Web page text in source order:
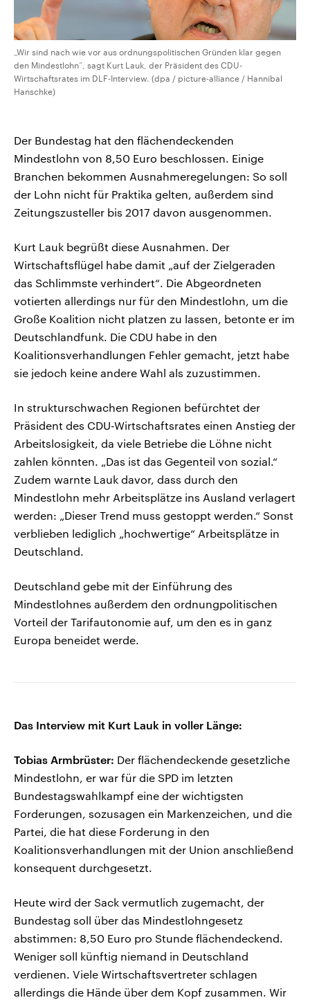
„Wir sind nach wie vor aus ordnungspolitischen Gründen klar gegen
den Mindestlohn“, sagt Kurt Lauk, der Präsident des CDU-
Wirtschaftsrates im DLF-Interview. (dpa / picture-alliance / Hannibal
Hanschke)
Der Bundestag hat den flächendeckenden
Mindestlohn von 8,50 Euro beschlossen. Einige
Branchen bekommen Ausnahmeregelungen: So soll
der Lohn nicht für Praktika gelten, außerdem sind
Zeitungszusteller bis 2017 davon ausgenommen.
Kurt Lauk begrüßt diese Ausnahmen. Der
Wirtschaftsflügel habe damit „auf der Zielgeraden
das Schlimmste verhindert“. Die Abgeordneten
votierten allerdings nur für den Mindestlohn, um die
Große Koalition nicht platzen zu lassen, betonte er im
Deutschlandfunk. Die CDU habe in den
Koalitionsverhandlungen Fehler gemacht, jetzt habe
sie jedoch keine andere Wahl als zuzustimmen.
In strukturschwachen Regionen befürchtet der
Präsident des CDU-Wirtschaftsrates einen Anstieg der
Arbeitslosigkeit, da viele Betriebe die Löhne nicht
zahlen könnten. „Das ist das Gegenteil von sozial.“
Zudem warnte Lauk davor, dass durch den
Mindestlohn mehr Arbeitsplätze ins Ausland verlagert
werden: „Dieser Trend muss gestoppt werden.“ Sonst
verblieben lediglich „hochwertige“ Arbeitsplätze in
Deutschland.
Deutschland gebe mit der Einführung des
Mindestlohnes außerdem den ordnungpolitischen
Vorteil der Tarifautonomie auf, um den es in ganz
Europa beneidet werde.
Das Interview mit Kurt Lauk in voller Länge:
Tobias Armbrüster: Der flächendeckende gesetzliche
Mindestlohn, er war für die SPD im letzten
Bundestagswahlkampf eine der wichtigsten
Forderungen, sozusagen ein Markenzeichen, und die
Partei, die hat diese Forderung in den
Koalitionsverhandlungen mit der Union anschließend
konsequent durchgesetzt.
Heute wird der Sack vermutlich zugemacht, der
Bundestag soll über das Mindestlohngesetz
abstimmen: 8,50 Euro pro Stunde flächendeckend.
Weniger soll künftig niemand in Deutschland
verdienen. Viele Wirtschaftsvertreter schlagen
allerdings die Hände über dem Kopf zusammen. Wir